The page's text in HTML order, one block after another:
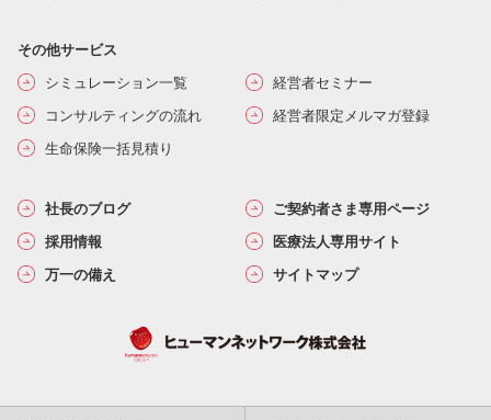
その他サービス
シミュレーション一覧
経営者セミナー
コンサルティングの流れ
経営者限定メルマガ登録
生命保険一括見積り
社長のブログ
ご契約者さま専用ページ
採用情報
医療法人専用サイト
万一の備え
サイトマップ